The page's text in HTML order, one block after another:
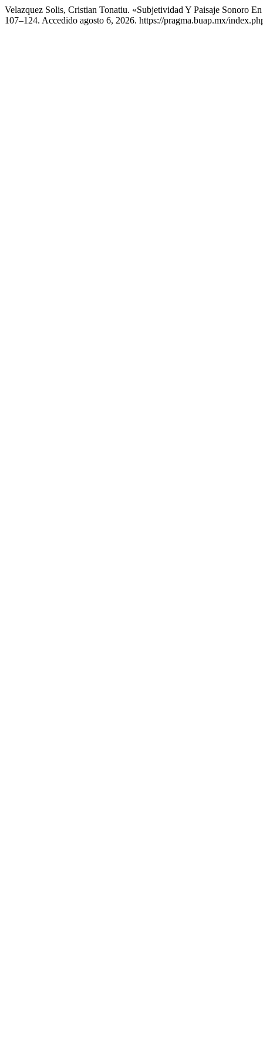
Velazquez Solis, Cristian Tonatiu. «Subjetividad Y Paisaje Sonoro
107–124. Accedido agosto 6, 2026. https://pragma.buap.mx/